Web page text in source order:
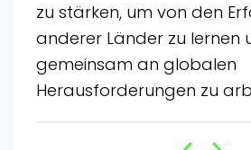
zu stärken, um von den
anderer Länder zu lernen
gemeinsam an globalen
Herausforderungen zu